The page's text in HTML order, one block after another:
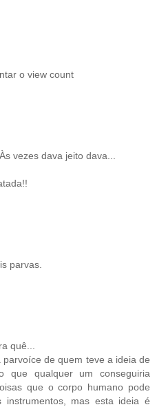
o view count
vezes dava jeito dava...
parvas.
quê...
de quem teve a ideia de
que qualquer um conseguiria
que o corpo humano pode
mas esta ideia é